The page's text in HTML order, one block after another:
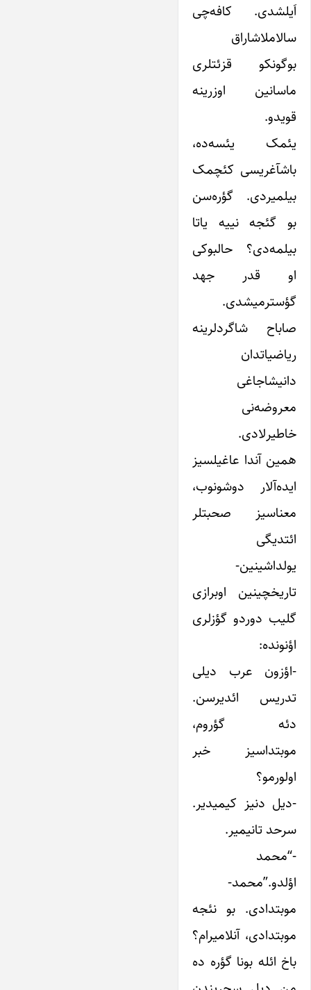
اَیلشدی. کافه‌چی
سالاملاشاراق
بوگونکو قزئتلری
ماسانین اوزرینه
قویدو.
یئمک یئسه‌ده،
باشآغریسی کئچمک
بیلمیردی. گؤره‌سن
بو گئجه نییه یاتا
بیلمه‌دی؟ حالبوکی
او قدر جهد
گؤسترمیشدی.
صاباح شاگردلرینه
ریاضیاتدان
دانیشاجاغی
معروضه‌نی
خاطیرلادی.
همین آندا عاغیلسیز
ایده‌آلار دوشونوب،
معناسیز صحبتلر
ائتدیگی
یولداشینین-
تاریخچینین اوبرازی
گلیب دوردو گؤزلری
اؤنونده:
-اؤزون عرب دیلی
تدریس ائدیرسن.
دئه گؤروم،
موبتداسیز خبر
اولورمو؟
-دیل دنیز کیمیدیر.
سرحد تانیمیر.
-“محمد
اؤلدو.”محمد-
موبتدادی. بو نئجه
موبتدادی، آنلامیرام؟
باخ ائله بونا گؤره ده